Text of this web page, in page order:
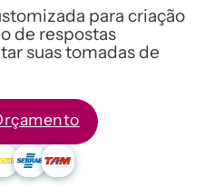
para criação
de respostas
suas tomadas de